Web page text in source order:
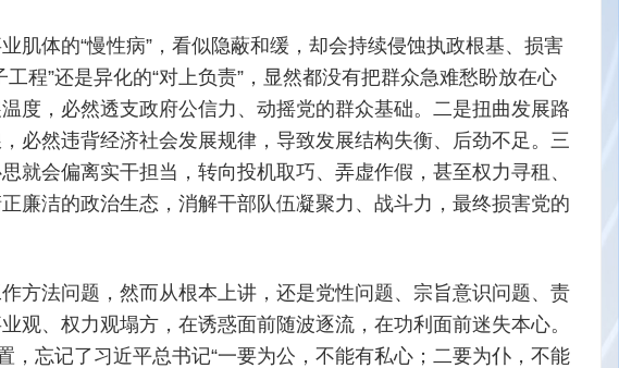
肌体的“慢性病”，看似隐蔽和缓，却会持续侵蚀执政根基、损害
程”还是异化的“对上负责”，显然都没有把群众急难愁盼放在心
度，必然透支政府公信力、动摇党的群众基础。二是扭曲发展路
必然违背经济社会发展规律，导致发展结构失衡、后劲不足。三
就会偏离实干担当，转向投机取巧、弄虚作假，甚至权力寻租、
廉洁的政治生态，消解干部队伍凝聚力、战斗力，最终损害党的
方法问题，然而从根本上讲，还是党性问题、宗旨意识问题、责
观、权力观塌方，在诱惑面前随波逐流，在功利面前迷失本心。
，忘记了习近平总书记“一要为公，不能有私心；二要为仆，不能